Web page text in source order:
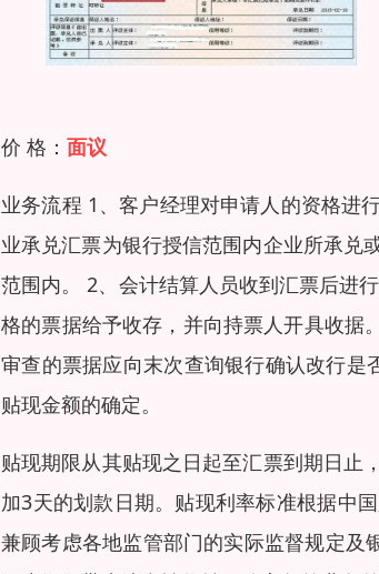
价 格： 面议
业务流程 1、客户经理对申请人的资格进
业承兑汇票为银行授信范围内企业所承兑
范围内。 2、会计结算人员收到汇票后进
格的票据给予收存，并向持票人开具收据
审查的票据应向末次查询银行确认改行是
贴现金额的确定。
贴现期限从其贴现之日起至汇票到期日止
加3天的划款日期。贴现利率标准根据中
兼顾考虑各地监管部门的实际监督规定及